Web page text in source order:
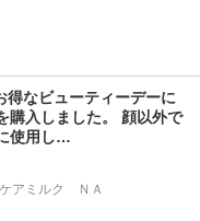
得なビューティーデーに
購入しました。 顔以外で
使用し…
アミルク　ＮＡ